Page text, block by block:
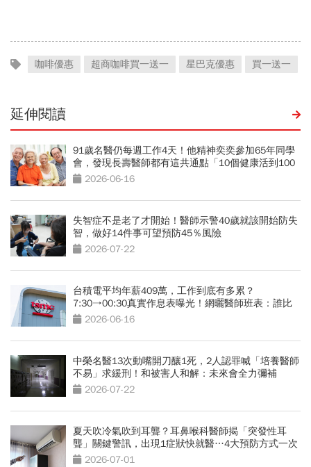
咖啡優惠 超商咖啡買一送一 星巴克優惠 買一送一
延伸閱讀
91歲名醫仍每週工作4天！他精神奕奕參加65年同學
會，發現長壽醫師都有這共通點「10個健康活到100
歲秘訣」
2026-06-16
失智症不是老了才開始！醫師示警40歲就該開始防失
智，做好14件事可望預防45％風險
2026-07-22
台積電平均年薪409萬，工作到底有多累？
7:30→00:30真實作息表曝光！網曬醫師班表：誰比
較操？
2026-06-16
中榮名醫13次動嘴開刀釀1死，2人認罪喊「培養醫師
不易」求緩刑！和被害人和解：未來會全力彌補
2026-07-22
夏天吹冷氣吹到耳聾？耳鼻喉科醫師揭「突發性耳
聾」關鍵警訊，出現1症狀快就醫…4大預防方式一次
看 2026-07-01